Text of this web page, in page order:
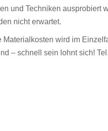
und Techniken ausprobiert
nicht erwartet.
wird im
– schnell sein lohnt sich!